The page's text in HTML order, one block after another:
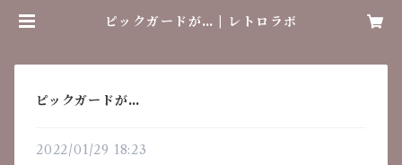
ピックガードが… | レトロラボ
ピックガードが…
2022/01/29 18:23